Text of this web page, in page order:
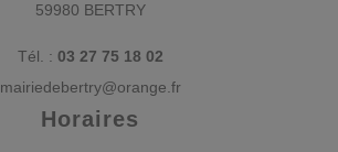
59980 BERTRY
Tél. : 03 27 75 18 02
mairiedebertry@orange.fr
Horaires